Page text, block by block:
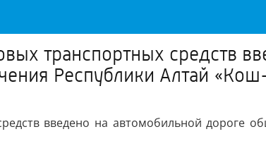
транспортных средств
Республики Алтай
введено на автомобильной дороге